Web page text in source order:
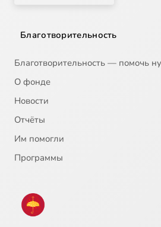
Благотворительность
Благотворительность — помочь
О фонде
Новости
Отчёты
Им помогли
Программы